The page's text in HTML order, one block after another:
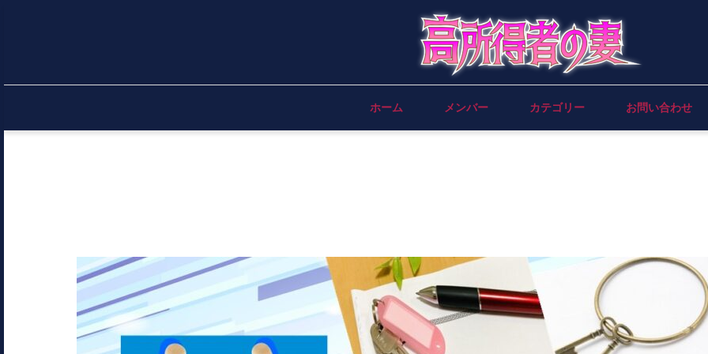
ホーム メンバー カテゴリー お問い合わせ